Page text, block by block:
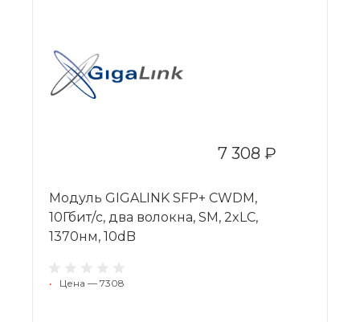
7 308 ₽
Модуль GIGALINK SFP+ CWDM,
10Гбит/c, два волокна, SM, 2xLC,
1370нм, 10dB
• Цена — 7308